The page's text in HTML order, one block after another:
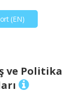
(EN)
ve Politika